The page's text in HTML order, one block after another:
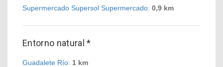
Supermercado Supersol Supermercado: 0,9 km
Entorno natural *
Guadalete Río: 1 km